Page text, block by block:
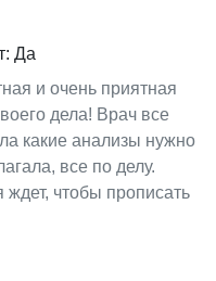
Да
и очень приятная
дела! Врач все
какие анализы нужно
все по делу.
ждет, чтобы прописать